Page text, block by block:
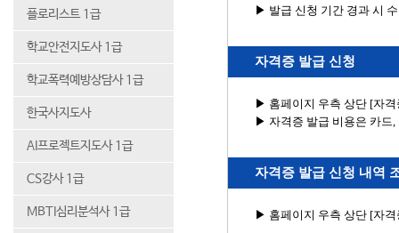
플로리스트 1급
학교안전지도사 1급
학교폭력예방상담사 1급
한국사지도사
AI프로젝트지도사 1급
CS강사 1급
MBTI심리분석사 1급
▶ 발급 신청 기간 경과 시
자격증 발급 신청
▶ 홈페이지 우측 상단 [자
▶ 자격증 발급 비용은 카드,
자격증 발급 신청 내역
▶ 홈페이지 우측 상단 [자